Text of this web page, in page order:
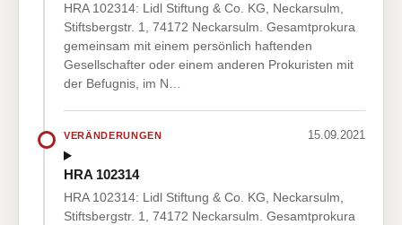
HRA 102314: Lidl Stiftung & Co. KG, Neckarsulm,
Stiftsbergstr. 1, 74172 Neckarsulm. Gesamtprokura
gemeinsam mit einem persönlich haftenden
Gesellschafter oder einem anderen Prokuristen mit
der Befugnis, im N…
VERÄNDERUNGEN 15.09.2021
HRA 102314
HRA 102314: Lidl Stiftung & Co. KG, Neckarsulm,
Stiftsbergstr. 1, 74172 Neckarsulm. Gesamtprokura